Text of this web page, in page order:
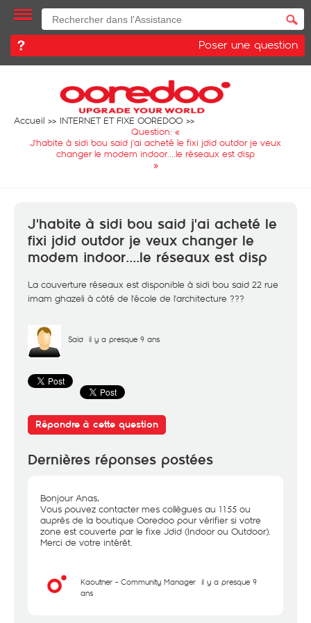
Poser une question
Accueil
INTERNET ET FIXE OOREDOO
Question: «
J'habite à sidi bou said j'ai acheté le fixi jdid outdor je veux
changer le modem indoor....le réseaux est disp
»
J'habite à sidi bou said j'ai acheté le
fixi jdid outdor je veux changer le
modem indoor....le réseaux est disp
La couverture réseaux est disponible à sidi bou said 22 rue
imam ghazeli à côté de l'école de l'architecture ???
Said il y a presque 9 ans
Répondre à cette question
Dernières réponses postées
Bonjour Anas,
Vous pouvez contacter mes collègues au 1155 ou
auprès de la boutique Ooredoo pour vérifier si votre
zone est couverte par le fixe Jdid (Indoor ou Outdoor).
Merci de votre intérêt.
Kaouther - Community Manager il y a presque 9
ans